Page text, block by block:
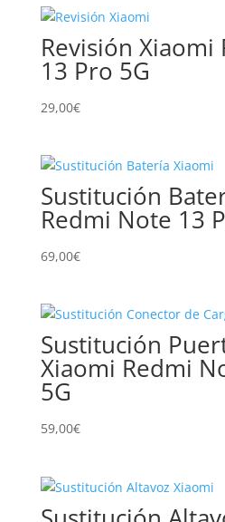
Revisión
13 Pro 5G
29,00€
Sustitución
Redmi Note 13
69,00€
Sustitución
Xiaomi Redmi
5G
59,00€